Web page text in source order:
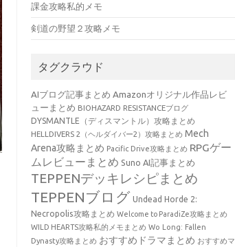
課金攻略私的メモ
剣道の野望２攻略メモ
タグクラウド
AIブログ記事まとめ Amazonオリジナル作品レビ
ューまとめ BIOHAZARD RESISTANCEブログ
DYSMANTLE（ディスマントル）攻略まとめ
HELLDIVERS 2（ヘルダイバー2）攻略まとめ Mech
Arena攻略まとめ Pacific Drive攻略まとめ RPGゲー
ムレビューまとめ Suno AI記事まとめ
TEPPENデッキレシピまとめ
TEPPENブログ Undead Horde 2:
Necropolis攻略まとめ Welcome to ParadiZe攻略まとめ
WILD HEARTS攻略私的メモまとめ Wo Long: Fallen
Dynasty攻略まとめ おすすめドラマまとめ おすすめマ